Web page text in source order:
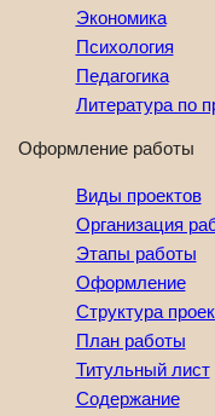
Экономика
Психология
Педагогика
Литература по
Оформление работы
Виды проектов
Организация
Этапы работы
Оформление
Структура
План работы
Титульный лист
Содержание